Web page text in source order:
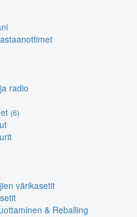
radio
(6)
värikasetit
& Reballing